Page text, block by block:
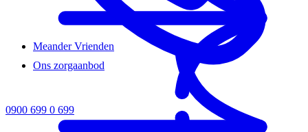
Ons zorgaanbod
Meander Vrienden
0900 699 0 699